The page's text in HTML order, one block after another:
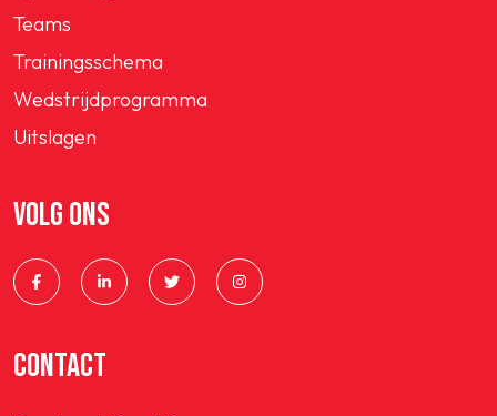
Teams
Trainingsschema
Wedstrijdprogramma
Uitslagen
VOLG ONS
CONTACT